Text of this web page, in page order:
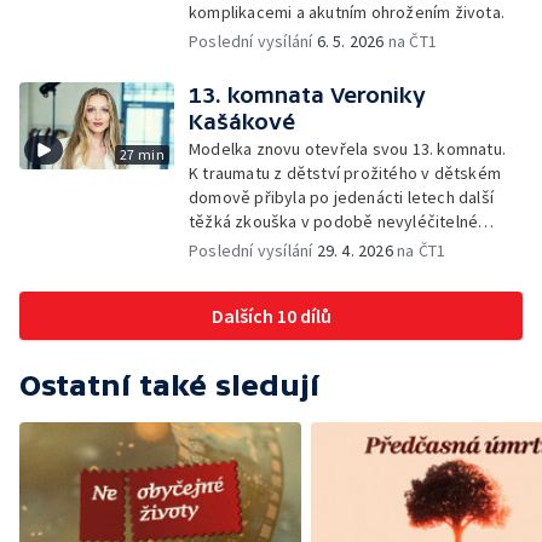
komplikacemi a akutním ohrožením života.
Poslední vysílání6. 5. 2026 na ČT1
27 min
13. komnata Veroniky
Kašákové
Modelka znovu otevřela svou 13. komnatu.
K traumatu z dětství prožitého v dětském
domově přibyla po jedenácti letech další
těžká zkouška v podobě nevyléčitelné
nemoci jejího syna.
Poslední vysílání 29. 4. 2026na ČT1
Dalších 10 dílů
Ostatní také sledují